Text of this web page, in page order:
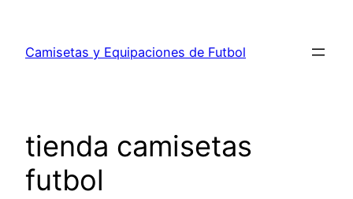
contenido
Camisetas y Equipaciones de Futbol
tienda camisetas
futbol